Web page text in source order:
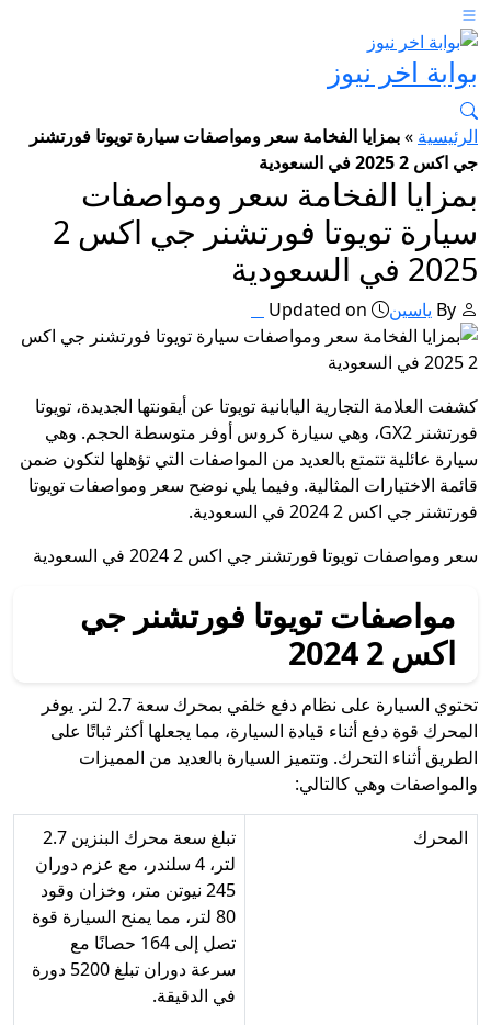
بوابة اخر نيوز
الرئيسية »بمزايا الفخامة سعر ومواصفات سيارة تويوتا فورتشنر
جي اكس 2 2025 في السعودية
بمزايا الفخامة سعر ومواصفات
سيارة تويوتا فورتشنر جي اكس 2
2025 في السعودية
By ياسين Updated on
كشفت العلامة التجارية اليابانية تويوتا عن أيقونتها الجديدة، تويوتا
فورتشنر GX2، وهي سيارة كروس أوفر متوسطة الحجم. وهي
سيارة عائلية تتمتع بالعديد من المواصفات التي تؤهلها لتكون ضمن
قائمة الاختيارات المثالية. وفيما يلي نوضح سعر ومواصفات تويوتا
فورتشنر جي اكس 2 2024 في السعودية.
سعر ومواصفات تويوتا فورتشنر جي اكس 2 2024 في السعودية
مواصفات تويوتا فورتشنر جي
اكس 2 2024
تحتوي السيارة على نظام دفع خلفي بمحرك سعة 2.7 لتر. يوفر
المحرك قوة دفع أثناء قيادة السيارة، مما يجعلها أكثر ثباتًا على
الطريق أثناء التحرك. وتتميز السيارة بالعديد من المميزات
والمواصفات وهي كالتالي:
المحرك
تبلغ سعة محرك البنزين 2.7
لتر، 4 سلندر، مع عزم دوران
245 نيوتن متر، وخزان وقود
80 لتر، مما يمنح السيارة قوة
تصل إلى 164 حصانًا مع
سرعة دوران تبلغ 5200 دورة
في الدقيقة.